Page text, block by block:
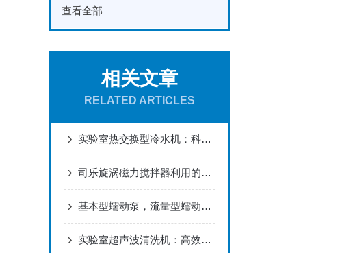
查看全部
相关文章
RELATED ARTICLES
实验室热交换型冷水机：科研与工业的温控守护者
司乐旋涡磁力搅拌器利用的工作原理
基本型蠕动泵，流量型蠕动泵，分配型蠕动泵的区别
实验室超声波清洗机：高效清洁与精密处理